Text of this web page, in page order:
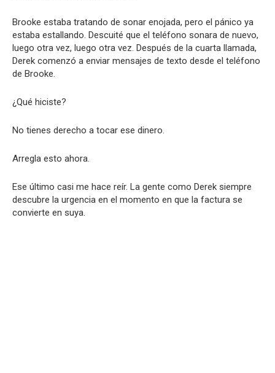
Brooke estaba tratando de sonar enojada, pero el pánico ya
estaba estallando. Descuité que el teléfono sonara de nuevo,
luego otra vez, luego otra vez. Después de la cuarta llamada,
Derek comenzó a enviar mensajes de texto desde el teléfono
de Brooke.
¿Qué hiciste?
No tienes derecho a tocar ese dinero.
Arregla esto ahora.
Ese último casi me hace reír. La gente como Derek siempre
descubre la urgencia en el momento en que la factura se
convierte en suya.